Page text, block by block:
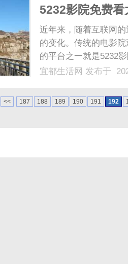
5232影院免费看
近年来，随着互联网
的变化。传统的电影
的平台之一就是5232
的关注和喜爱。首先
欢的电影。而且，这
宜都生活网 发布于
<< 187 188 189 190 191 192